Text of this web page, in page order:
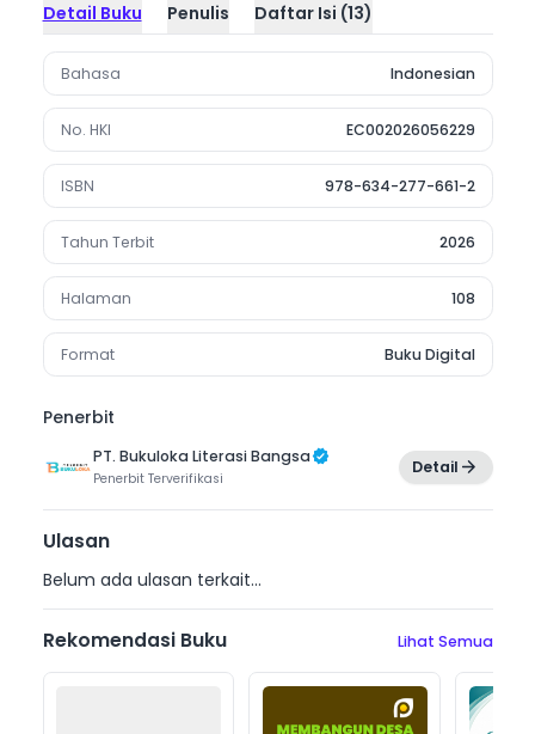
Detail Buku Penulis Daftar Isi (13)
Bahasa Indonesian
No. HKI EC002026056229
ISBN 978-634-277-661-2
Tahun Terbit 2026
Halaman 108
Format Buku Digital
Penerbit
PT. Bukuloka Literasi Bangsa
Penerbit Terverifikasi
Detail
Ulasan
Belum ada ulasan terkait...
Rekomendasi Buku Lihat Semua